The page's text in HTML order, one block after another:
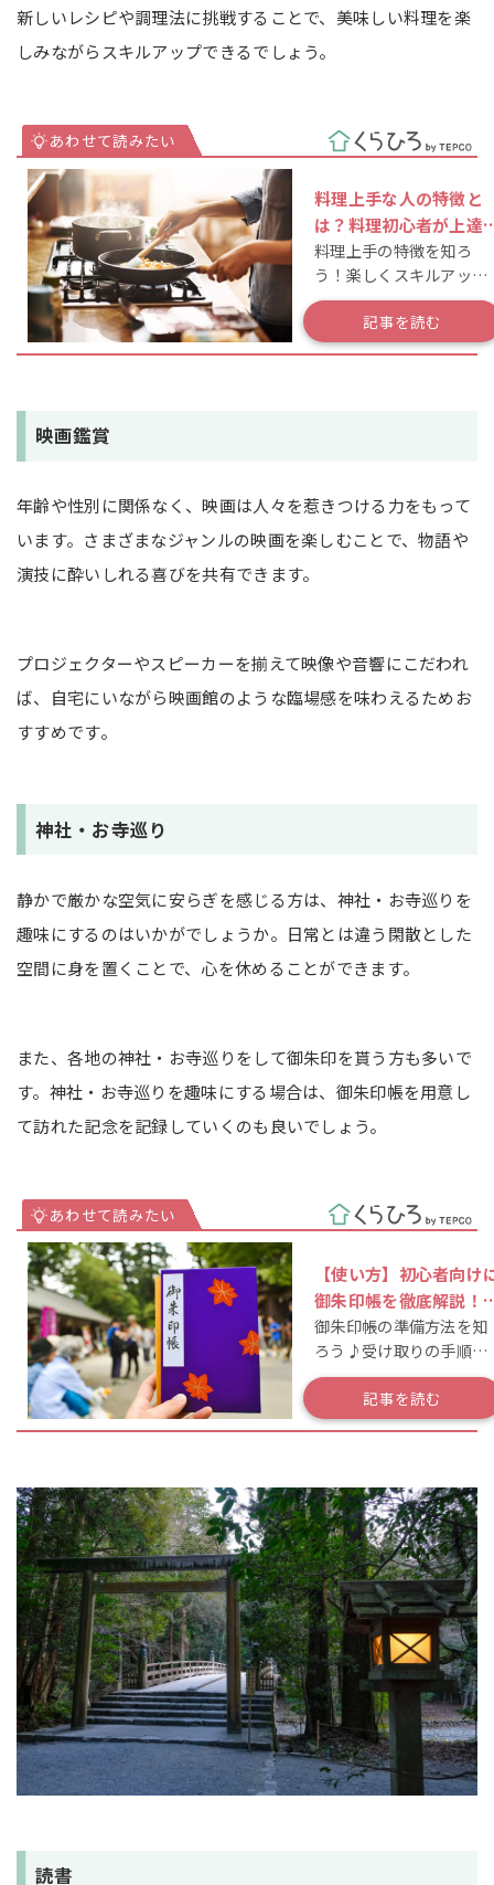
新しいレシピや調理法に挑戦することで、美味しい料理を楽
しみながらスキルアップできるでしょう。
料理上手な人の特徴と
は？料理初心者が上達
るためのポイントを解
料理上手の特徴を知ろ
う！楽しくスキルアップ
できるポイント♪
記事を読む
映画鑑賞
年齢や性別に関係なく、映画は人々を惹きつける力をもって
います。さまざまなジャンルの映画を楽しむことで、物語や
演技に酔いしれる喜びを共有できます。
プロジェクターやスピーカーを揃えて映像や音響にこだわれ
ば、自宅にいながら映画館のような臨場感を味わえるためお
すすめです。
神社・お寺巡り
静かで厳かな空気に安らぎを感じる方は、神社・お寺巡りを
趣味にするのはいかがでしょうか。日常とは違う閑散とした
空間に身を置くことで、心を休めることができます。
また、各地の神社・お寺巡りをして御朱印を貰う方も多いで
す。神社・お寺巡りを趣味にする場合は、御朱印帳を用意し
て訪れた記念を記録していくのも良いでしょう。
【使い方】初心者向け
御朱印帳を徹底解説！
ールやよくある質問も
御朱印帳の準備方法を知
ろう♪受け取りの手順や
マナーの把握も大切
記事を読む
読書